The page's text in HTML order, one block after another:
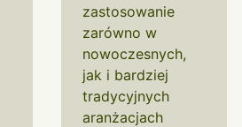
zastosowanie
zarówno w
nowoczesnych,
jak i bardziej
tradycyjnych
aranżacjach